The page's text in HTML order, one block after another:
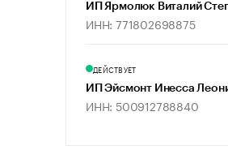
ИП Ярмолюк Виталий
ИНН: 771802698875
ДЕЙСТВУЕТ
ИП Эйсмонт Инесса
ИНН: 500912788840